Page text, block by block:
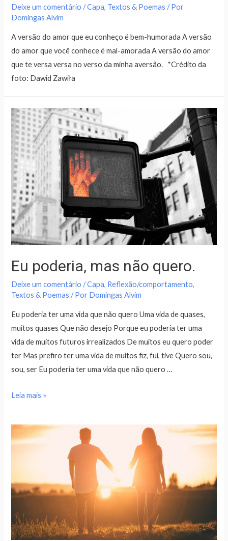
Deixe um comentário /Capa, Textos & Poemas / Por
Domingas Alvim
A versão do amor que eu conheço é bem-humorada A versão
do amor que você conhece é mal-amorada A versão do amor
que te versa versa no verso da minha aversão. *Crédito da
foto: Dawid Zawiła
Eu poderia, mas não quero.
Deixe um comentário /Capa, Reflexão/comportamento,
Textos & Poemas / Por Domingas Alvim
Eu poderia ter uma vida que não quero Uma vida de quases,
muitos quases Que não desejo Porque eu poderia ter uma
vida de muitos futuros irrealizados De muitos eu quero poder
ter Mas prefiro ter uma vida de muitos fiz, fui, tive Quero sou,
sou, ser Eu poderia ter uma vida que não quero …
Leia mais »